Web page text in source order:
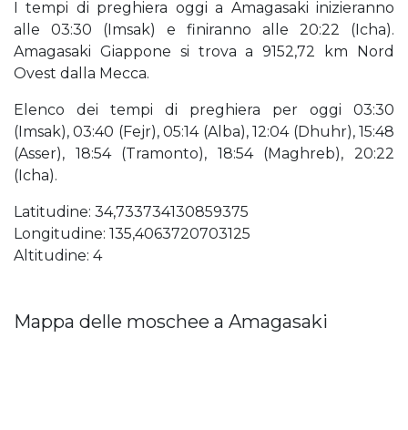
I tempi di preghiera oggi a Amagasaki inizieranno
alle 03:30 (Imsak) e finiranno alle 20:22 (Icha).
Amagasaki Giappone si trova a 9152,72 km Nord
Ovest dalla Mecca.
Elenco dei tempi di preghiera per oggi 03:30
(Imsak), 03:40 (Fejr), 05:14 (Alba), 12:04 (Dhuhr), 15:48
(Asser), 18:54 (Tramonto), 18:54 (Maghreb), 20:22
(Icha).
Latitudine: 34,733734130859375
Longitudine: 135,4063720703125
Altitudine: 4
Mappa delle moschee a Amagasaki